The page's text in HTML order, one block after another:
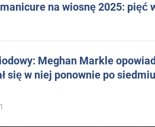
na wiosnę 2025: pięć
Meghan Markle
się w niej ponownie po
1